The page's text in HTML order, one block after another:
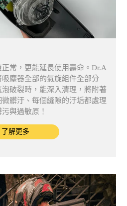
常，更能延長使用壽命。Dr.A
塵器全部的氣旋組件全部分
破裂時，能深入清理，將附著
髒汙、每個縫隙的汙垢都處理
與過敏原！
了解更多